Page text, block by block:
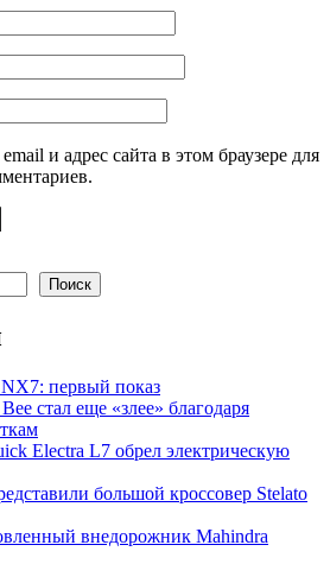
и адрес сайта в этом браузере для
Поиск
первый показ
стал еще «злее» благодаря
Electra L7 обрел электрическую
большой кроссовер Stelato
внедорожник Mahindra